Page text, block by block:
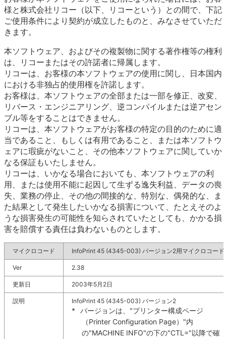
様と株式会社リコー（以下、リコーという）との間で、下記
ご使用条件により契約が成立したものと、みなさせていただ
きます。
本ソフトウェア、およびその複製物に関する著作権等の権利
は、リコーまたはその許諾者に帰属します。
リコーは、お客様の本ソフトウェアの使用に関し、日本国内
における非独占的使用権を許諾します。
お客様は、本ソフトウェアの全部または一部を修正、改変、
リバース・エンジニアリング、逆コンパイルまたは逆アセン
ブル等をすることはできません。
リコーは、本ソフトウェアがお客様の特定の目的のために適
当であること、もしくは有用であること、または本ソフトウ
ェアに瑕疵がないこと、その他本ソフトウェアに関していか
なる保証もいたしません。
リコーは、いかなる場合においても、本ソフトウェアの利
用、または使用不能に起因して生ずる逸失利益、データの喪
失、業務の停止、その他の間接的な、特別な、偶発的な、ま
た結果として発生したいかなる損害について、たとえそのよ
うな損害発生の可能性を知らされていたとしても、かかる損
害を賠償する責任は負わないものとします。
マイクロコード InfoPrint 45 (4345-003) バージョン2用マイクロコード
Ver 2.38
更新日 2003年5月2日
説明 InfoPrint 45 (4345-003) バージョン2
*
バージョンは、"プリンター構成ページ
（Printer Configuration Page）"内
の"MACHINE INFO"の下の"CTL="以降で確